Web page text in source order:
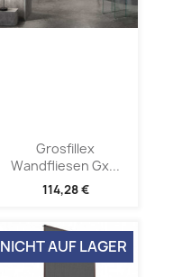
Grosfillex
Wandfliesen Gx...
114,28 €
NICHT AUF LAGER